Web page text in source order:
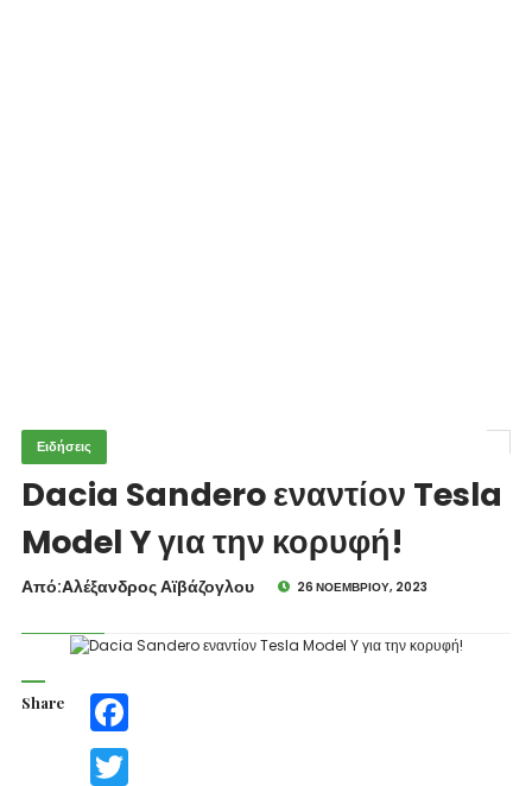
Ειδήσεις
Dacia Sandero εναντίον Tesla
Model Y για την κορυφή!
Από:Aλέξανδρος Αϊβάζογλου 26 ΝΟΕΜΒΡΊΟΥ, 2023
Share Facebook
Twitter